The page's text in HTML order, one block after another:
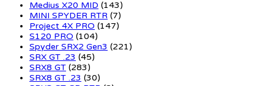
Medius X20 MID (143)
MINI SPYDER RTR (7)
Project 4X PRO (147)
S120 PRO (104)
Spyder SRX2 Gen3 (221)
SRX GT .23 (45)
SRX8 GT (283)
SRX8 GT .23 (30)